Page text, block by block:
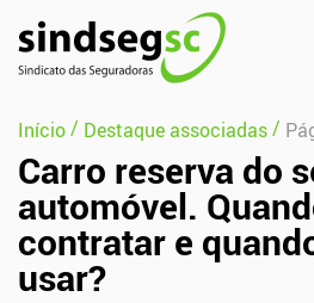
Pular Navegação (s)
Início/ Destaque associadas/
Carro reserva do
automóvel.
contratar e
usar?